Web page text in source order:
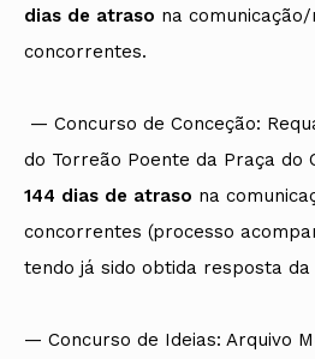
dias de atraso na
concorrentes.
— Concurso de Conceção:
do Torreão Poente da Praça do
144 dias de atraso na
concorrentes (processo
tendo já sido obtida resposta da
— Concurso de Ideias: Arquivo